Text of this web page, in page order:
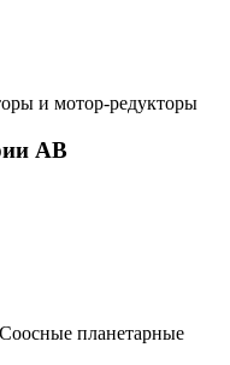
и мотор-редукторы
AB
планетарные